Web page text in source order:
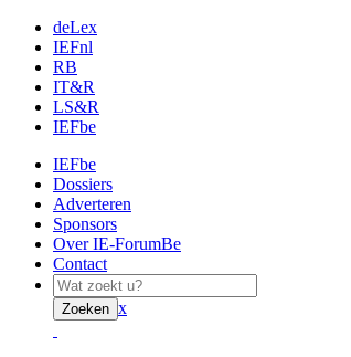
deLex
IEFnl
RB
IT&R
LS&R
IEFbe
IEFbe
Dossiers
Adverteren
Sponsors
Over IE-ForumBe
Contact
Zoeken x